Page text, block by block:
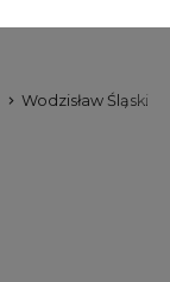
Wodzisław Śląski